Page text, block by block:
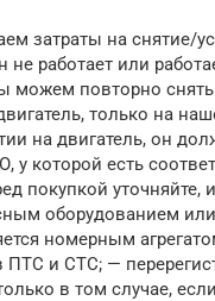
затраты на снятие/
не работает или
можем повторно снять
только на
на двигатель, он
у которой есть
покупкой уточняйте,
оборудованием
номерным
ПТС и СТС; —
в том случае,